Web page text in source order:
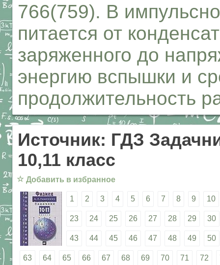
766(759). В
питается от
заряженного до
энергию вспышки и
продолжительность
Источник: ГДЗ
10,11 класс
☆ Добавить в избранное
1 2 3 4 5 6 7 8 9 10
23 24 25 26 27 28 29 30
43 44 45 46 47 48 49 50
63 64 65 66 67 68 69 70 71 72